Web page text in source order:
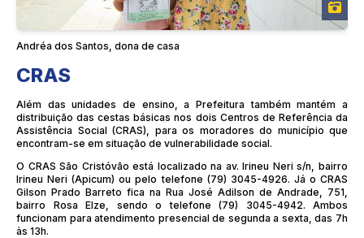
Andréa dos Santos, dona de casa
CRAS
Além das unidades de ensino, a Prefeitura também mantém a
distribuição das cestas básicas nos dois Centros de Referência da
Assistência Social (CRAS), para os moradores do município que
encontram-se em situação de vulnerabilidade social.
O CRAS São Cristóvão está localizado na av. Irineu Neri s/n, bairro
Irineu Neri (Apicum) ou pelo telefone (79) 3045-4926. Já o CRAS
Gilson Prado Barreto fica na Rua José Adilson de Andrade, 751,
bairro Rosa Elze, sendo o telefone (79) 3045-4942. Ambos
funcionam para atendimento presencial de segunda a sexta, das 7h
às 13h.